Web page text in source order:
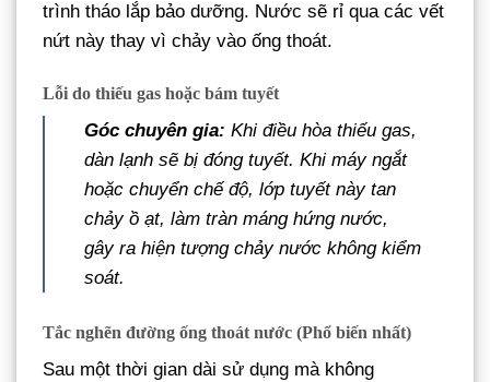
trình tháo lắp bảo dưỡng. Nước sẽ rỉ qua các vết
nứt này thay vì chảy vào ống thoát.
Lỗi do thiếu gas hoặc bám tuyết
Góc chuyên gia: Khi điều hòa thiếu gas,
dàn lạnh sẽ bị đóng tuyết. Khi máy ngắt
hoặc chuyển chế độ, lớp tuyết này tan
chảy ồ ạt, làm tràn máng hứng nước,
gây ra hiện tượng chảy nước không kiểm
soát.
Tắc nghẽn đường ống thoát nước (Phổ biến nhất)
Sau một thời gian dài sử dụng mà không